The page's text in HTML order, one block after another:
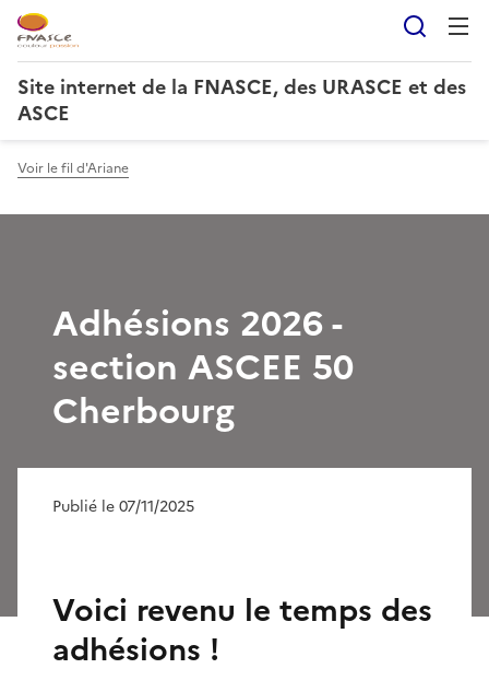
Site internet de la FNASCE, des URASCE et des
ASCE
Voir le fil d'Ariane
Adhésions 2026 -
section ASCEE 50
Cherbourg
Publié le 07/11/2025
Voici revenu le temps des
adhésions !